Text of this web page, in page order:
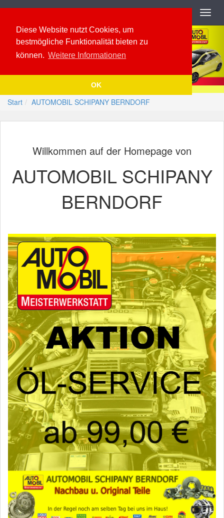
Diese Website nutzt Cookies, um
bestmögliche Funktionalität bieten zu
können. Weitere Informationen
OK
Navigation
Previous
Start AUTOMOBIL SCHIPANY BERNDORF
Willkommen auf der Homepage von
AUTOMOBIL SCHIPANY
BERNDORF